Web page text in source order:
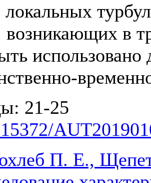
локальных
в
использовано
21-25
П. Е.,